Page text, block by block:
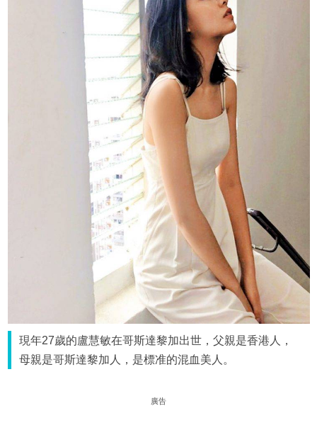
現年27歲的盧慧敏在哥斯達黎加出世，父親是香港人，
母親是哥斯達黎加人，是標准的混血美人。
廣告